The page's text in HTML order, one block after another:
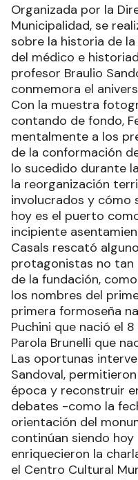
Organizada por la
Municipalidad, se
sobre la historia de
del médico e
profesor Braulio
conmemora el
Con la muestra
contando de fondo,
mentalmente a los
de la conformación
lo sucedido durante
la reorganización
involucrados y cómo
hoy es el puerto
incipiente
Casals rescató
protagonistas no
de la fundación,
los nombres del
primera formoseña
Puchini que nació el
Parola Brunelli que
Las oportunas
Sandoval,
época y reconstruir
debates -como la
orientación del
continúan siendo
enriquecieron la
el Centro Cultural